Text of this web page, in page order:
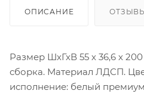
ОПИСАНИЕ
Размер ШхГхВ 55 х 36,6 х
сборка. Материал ЛДСП.
исполнение: белый